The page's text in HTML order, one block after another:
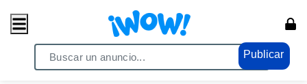
Publicar